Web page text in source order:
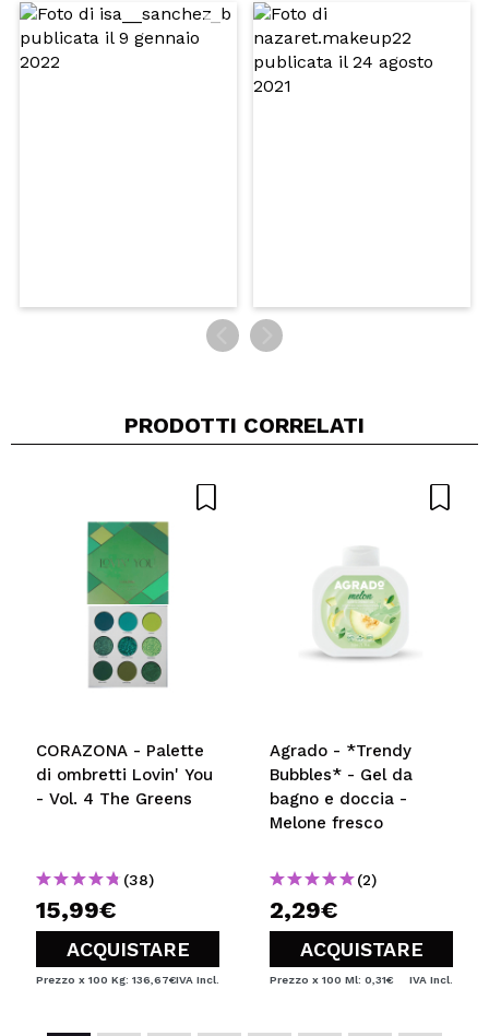
Consiglieresti questo acquisto? Si No
PRODOTTI CORRELATI
CORAZONA - Palette
di ombretti Lovin' You
- Vol. 4 The Greens
(38)
15,99€
ACQUISTARE
Prezzo x 100 Kg: 136,67€IVA Incl.
Agrado - *Trendy
Bubbles* - Gel da
bagno e doccia -
Melone fresco
(2)
2,29€
ACQUISTARE
Prezzo x 100 Ml: 0,31€ IVA Incl.